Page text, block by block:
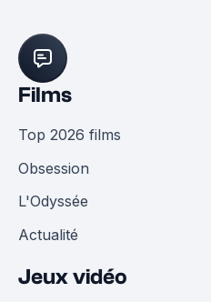
Films
Top 2026 films
Obsession
L'Odyssée
Actualité
Jeux vidéo